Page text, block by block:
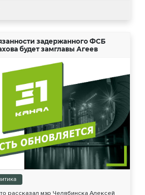
задержанного ФСБ
будет замглавы Агеев
рассказал мэр Челябинска Алексей